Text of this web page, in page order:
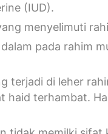
(IUD).
menyelimuti
pada rahim
terjadi di leher
haid terhambat.